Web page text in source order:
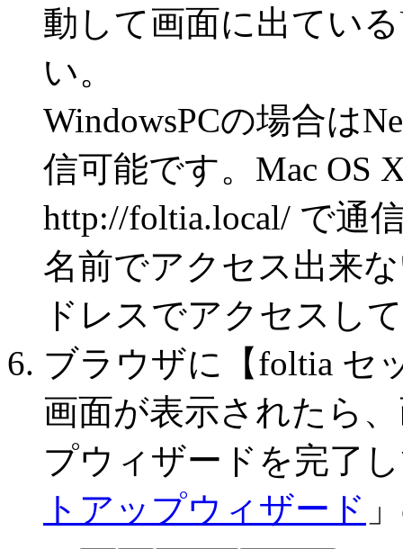
動して画面に出てい
い。
WindowsPCの場合は
信可能です。Mac OS
http://foltia.local/ で通
名前でアクセス出来
ドレスでアクセスし
ブラウザに【foltia セ
画面が表示されたら
プウィザードを完了
トアップウィザード